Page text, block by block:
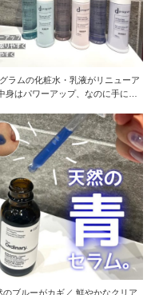
ラムの化粧水・乳液がリニューア
ルーがカギ／ 鮮やかなクリア